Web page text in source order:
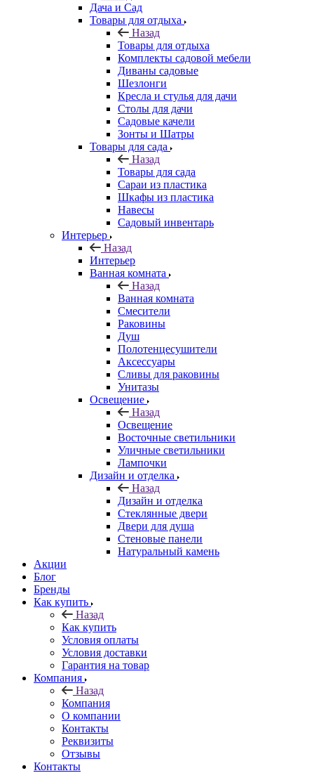
Дача и Сад
Товары для отдыха
Назад
Товары для отдыха
Комплекты садовой мебели
Диваны садовые
Шезлонги
Кресла и стулья для дачи
Столы для дачи
Садовые качели
Зонты и Шатры
Товары для сада
Назад
Товары для сада
Сараи из пластика
Шкафы из пластика
Навесы
Садовый инвентарь
Интерьер
Назад
Интерьер
Ванная комната
Назад
Ванная комната
Смесители
Раковины
Душ
Полотенцесушители
Аксессуары
Сливы для раковины
Унитазы
Освещение
Назад
Освещение
Восточные светильники
Уличные светильники
Лампочки
Дизайн и отделка
Назад
Дизайн и отделка
Стеклянные двери
Двери для душа
Стеновые панели
Натуральный камень
Акции
Блог
Бренды
Как купить
Назад
Как купить
Условия оплаты
Условия доставки
Гарантия на товар
Компания
Назад
Компания
О компании
Контакты
Реквизиты
Отзывы
Контакты